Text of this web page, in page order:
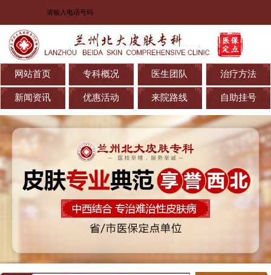
网站首页 专科概况 医生团队 治疗方法
新闻资讯 优惠活动 来院路线 自助挂号